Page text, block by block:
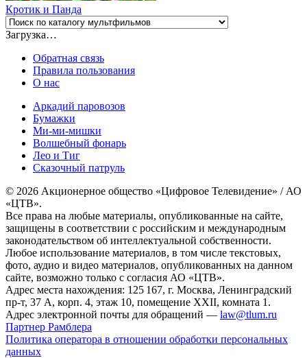
Кротик и Панда
Загрузка…
Обратная связь
Правила пользования
О нас
Аркадий паровозов
Бумажки
Ми-ми-мишки
Волшебный фонарь
Лео и Тиг
Сказочный патруль
© 2026 Акционерное общество «Цифровое Телевидение» / АО
«ЦТВ».
Все права на любые материалы, опубликованные на сайте,
защищены в соответствии с российским и международным
законодательством об интеллектуальной собственности.
Любое использование материалов, в том числе текстовых,
фото, аудио и видео материалов, опубликованных на данном
сайте, возможно только с согласия АО «ЦТВ».
Адрес места нахождения: 125 167, г. Москва, Ленинградский
пр-т, 37 А, корп. 4, этаж 10, помещение XXII, комната 1.
Адрес электронной почты для обращений — law@tlum.ru
Партнер Рамблера
Политика оператора в отношении обработки персональных
данных